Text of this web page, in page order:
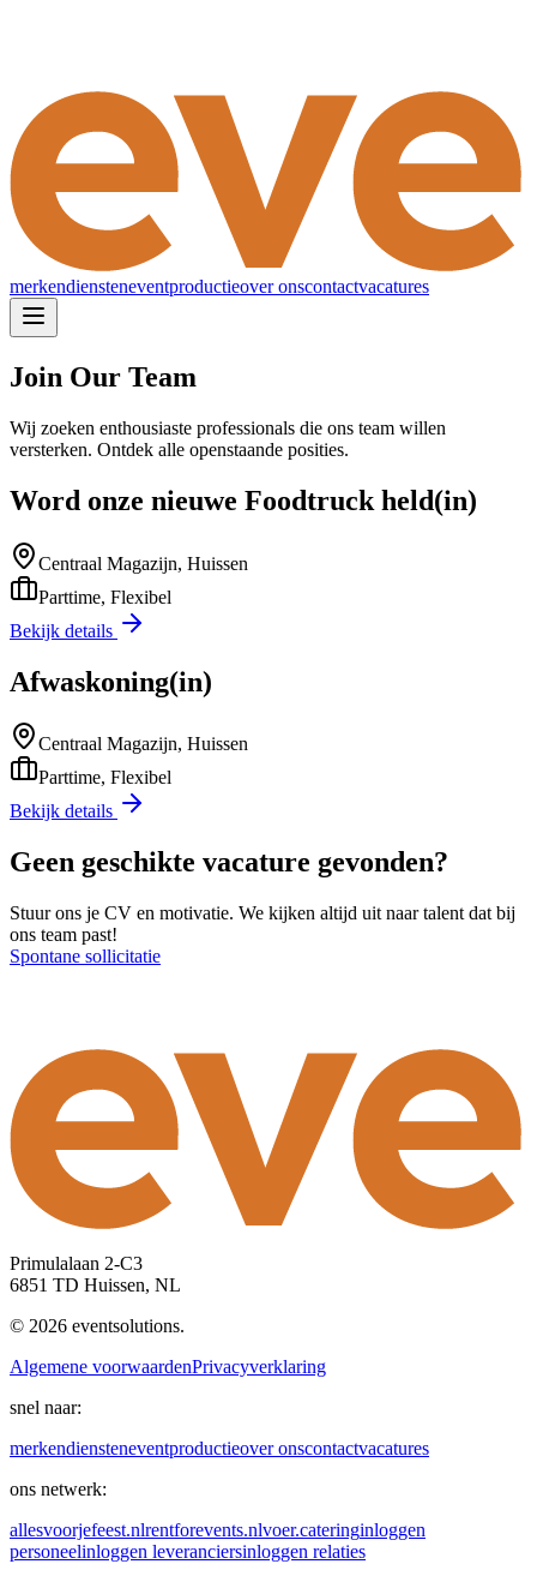
merkendiensteneventproductieover onscontactvacatures
Join Our Team
Wij zoeken enthousiaste professionals die ons team willen
versterken. Ontdek alle openstaande posities.
Word onze nieuwe Foodtruck held(in)
Centraal Magazijn, Huissen
Parttime, Flexibel
Bekijk details
Afwaskoning(in)
Centraal Magazijn, Huissen
Parttime, Flexibel
Bekijk details
Geen geschikte vacature gevonden?
Stuur ons je CV en motivatie. We kijken altijd uit naar talent dat bij
ons team past!
Spontane sollicitatie
Primulalaan 2-C3
6851 TD Huissen, NL
© 2026 eventsolutions.
Algemene voorwaardenPrivacyverklaring
snel naar:
merkendiensteneventproductieover onscontactvacatures
ons netwerk:
allesvoorjefeest.nlrentforevents.nlvoer.cateringinloggen
personeelinloggen leveranciersinloggen relaties